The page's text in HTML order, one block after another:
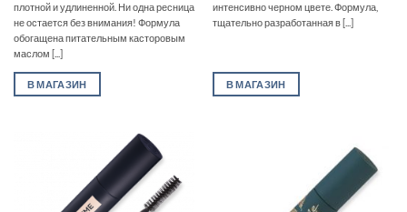
плотной и удлиненной. Ни одна ресница
не остается без внимания! Формула
обогащена питательным касторовым
маслом [...]
В МАГАЗИН
интенсивно черном цвете. Формула,
тщательно разработанная в [...]
В МАГАЗИН